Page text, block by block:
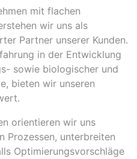
mit flachen
wir uns als
Partner unserer Kunden.
in der Entwicklung
sowie biologischer und
bieten wir unseren
orientieren wir uns
Prozessen, unterbreiten
Optimierungsvorschläge